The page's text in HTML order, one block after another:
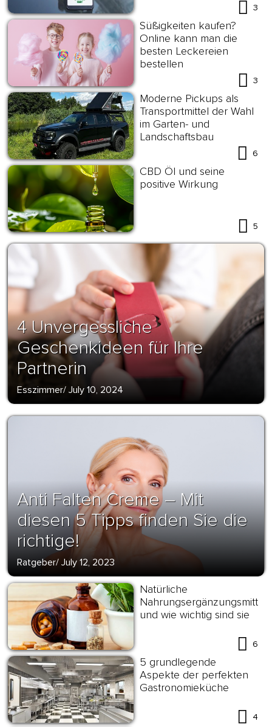
3
Süßigkeiten kaufen?
Online kann man die
besten Leckereien
bestellen
3
Moderne Pickups als
Transportmittel der Wahl
im Garten- und
Landschaftsbau
6
CBD Öl und seine
positive Wirkung
5
4 Unvergessliche
Geschenkideen für Ihre
Partnerin
Esszimmer/ July 10, 2024
Anti Falten Creme – Mit
diesen 5 Tipps finden Sie die
richtige!
Ratgeber/ July 12, 2023
Natürliche
Nahrungsergänzungsmittel
und wie wichtig sind sie
6
5 grundlegende
Aspekte der perfekten
Gastronomieküche
4